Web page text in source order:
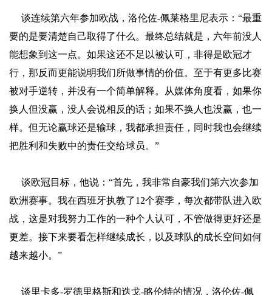
谈连续第六年参加欧战，洛伦佐-佩莱格里尼表示：“最重
要的是要清楚自己取得了什么。最终总结就是，六年前没人
能想象到这一点。如果这还不足以被认可，非得是欧冠才
行，那反而更能说明我们所做事情的价值。至于有更多比赛
被对手逆转，并没有一个简单解释。从媒体角度看，如果你
换人但没赢，没人会说相反的话；如果不换人也没赢，也一
样。但无论赢球还是输球，我都承担责任，同时我也会继续
把胜利和失败中的责任交给球员。”
谈欧冠目标，他说：“首先，我非常自豪我们第六次参加
欧洲赛事。我在西班牙执教了12个赛季，每次都带队进入欧
战，这是对我努力工作的一种个人认可，不管做得更好还是
更差。接下来要看怎样继续成长，以及球队的成长空间如何
越来越小。”
谈里卡多-罗德里格斯和迭戈-略伦特的情况，洛伦佐-佩